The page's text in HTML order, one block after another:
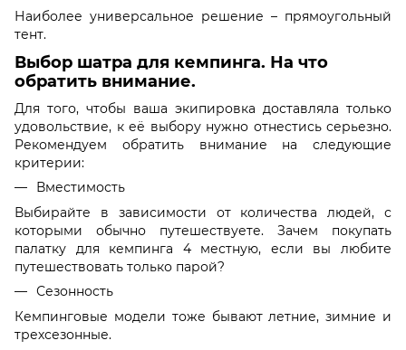
Наиболее универсальное решение – прямоугольный
тент.
Выбор шатра для кемпинга. На что
обратить внимание.
Для того, чтобы ваша экипировка доставляла только
удовольствие, к её выбору нужно отнестись серьезно.
Рекомендуем обратить внимание на следующие
критерии:
Вместимость
Выбирайте в зависимости от количества людей, с
которыми обычно путешествуете. Зачем покупать
палатку для кемпинга 4 местную, если вы любите
путешествовать только парой?
Сезонность
Кемпинговые модели тоже бывают летние, зимние и
трехсезонные.